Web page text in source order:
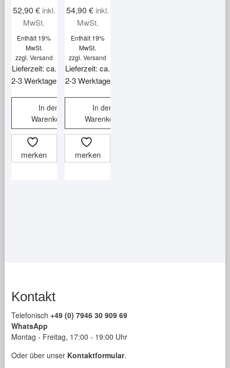
52,90 € inkl.
MwSt.
Enthält 19%
MwSt.
zzgl. Versand
Lieferzeit: ca.
2-3 Werktage
In den
Warenkorb
merken
54,90€ inkl.
MwSt.
Enthält 19%
MwSt.
zzgl.Versand
Lieferzeit: ca.
2-3 Werktage
In den
Warenkorb
merken
Kontakt
Telefonisch +49 (0) 7946 30 909 69
WhatsApp
Montag - Freitag, 17:00 - 19:00 Uhr
Oder über unser Kontaktformular.